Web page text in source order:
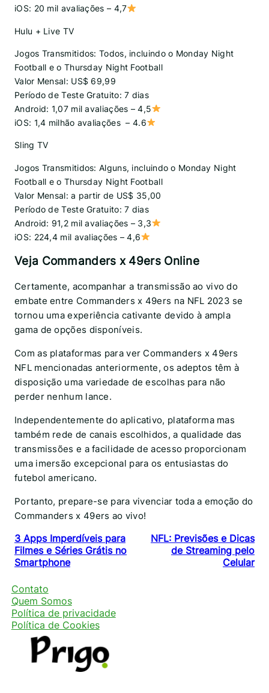
iOS: 20 mil avaliações – 4,7
Hulu + Live TV
Jogos Transmitidos: Todos, incluindo o Monday Night
Football e o Thursday Night Football
Valor Mensal: US$ 69,99
Período de Teste Gratuito: 7 dias
Android: 1,07 mil avaliações – 4,5
iOS: 1,4 milhão avaliações – 4.6
Sling TV
Jogos Transmitidos: Alguns, incluindo o Monday Night
Football e o Thursday Night Football
Valor Mensal: a partir de US$ 35,00
Período de Teste Gratuito: 7 dias
Android: 91,2 mil avaliações – 3,3
iOS: 224,4 mil avaliações – 4,6
Veja Commanders x 49ers Online
Certamente, acompanhar a transmissão ao vivo do
embate entre Commanders x 49ers na NFL 2023 se
tornou uma experiência cativante devido à ampla
gama de opções disponíveis.
Com as plataformas para ver Commanders x 49ers
NFL mencionadas anteriormente, os adeptos têm à
disposição uma variedade de escolhas para não
perder nenhum lance.
Independentemente do aplicativo, plataforma mas
também rede de canais escolhidos, a qualidade das
transmissões e a facilidade de acesso proporcionam
uma imersão excepcional para os entusiastas do
futebol americano.
Portanto, prepare-se para vivenciar toda a emoção do
Commanders x 49ers ao vivo!
3 Apps Imperdíveis para
Filmes e Séries Grátis no
Smartphone
NFL: Previsões e Dicas
de Streaming pelo
Celular
Contato
Quem Somos
Política de privacidade
Política de Cookies